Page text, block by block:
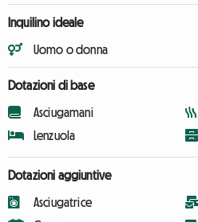
Inquilino ideale
Uomo o donna
Dotazioni di base
Asciugamani
Lenzuola
Dotazioni aggiuntive
Asciugatrice